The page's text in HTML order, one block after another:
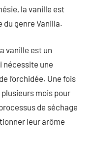
la vanille est
du genre Vanilla.
vanille est un
nécessite une
l’orchidée. Une fois
mois pour
de séchage
leur arôme